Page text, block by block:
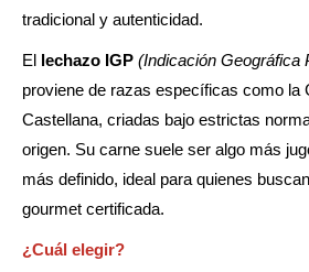
tradicional y autenticidad.
El lechazo IGP (Indicación Geográfica
proviene de razas específicas como la
Castellana, criadas bajo estrictas
origen. Su carne suele ser algo más
más definido, ideal para quienes
gourmet certificada.
¿Cuál elegir?